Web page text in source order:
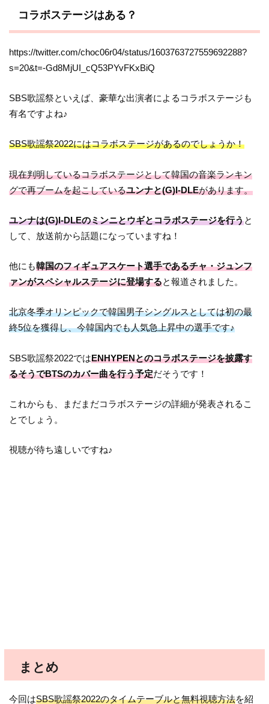
コラボステージはある？
https://twitter.com/choc06r04/status/1603763727559692288?
s=20&t=-Gd8MjUI_cQ53PYvFKxBiQ
SBS歌謡祭といえば、豪華な出演者によるコラボステージも
有名ですよね♪
SBS歌謡祭2022にはコラボステージがあるのでしょうか！
現在判明しているコラボステージとして韓国の音楽ランキン
グで再ブームを起こしているユンナと(G)I-DLEがあります。
ユンナは(G)I-DLEのミンニとウギとコラボステージを行うと
して、放送前から話題になっていますね！
他にも韓国のフィギュアスケート選手であるチャ・ジュンフ
ァンがスペシャルステージに登場すると報道されました。
北京冬季オリンピックで韓国男子シングルスとしては初の最
終5位を獲得し、今韓国内でも人気急上昇中の選手です♪
SBS歌謡祭2022ではENHYPENとのコラボステージを披露す
るそうでBTSのカバー曲を行う予定だそうです！
これからも、まだまだコラボステージの詳細が発表されるこ
とでしょう。
視聴が待ち遠しいですね♪
まとめ
今回はSBS歌謡祭2022のタイムテーブルと無料視聴方法を紹